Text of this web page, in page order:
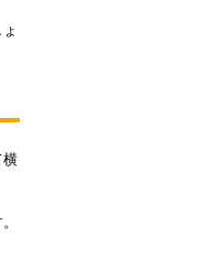
横